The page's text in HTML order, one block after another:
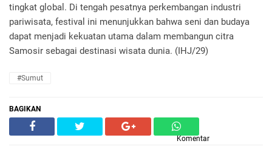
tingkat global. Di tengah pesatnya perkembangan industri
pariwisata, festival ini menunjukkan bahwa seni dan budaya
dapat menjadi kekuatan utama dalam membangun citra
Samosir sebagai destinasi wisata dunia. (IHJ/29)
#Sumut
BAGIKAN
Komentar